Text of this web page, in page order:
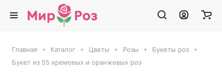
Главная Каталог Цветы Розы
Букеты роз
Букет из 55 кремовых и оранжевых роз